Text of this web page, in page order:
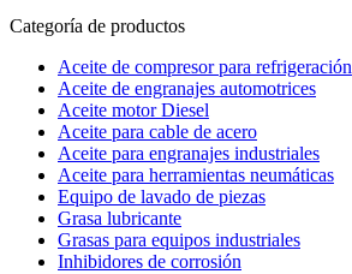
Categoría de productos
Aceite de compresor para refrigeración
Aceite de engranajes automotrices
Aceite motor Diesel
Aceite para cable de acero
Aceite para engranajes industriales
Aceite para herramientas neumáticas
Equipo de lavado de piezas
Grasa lubricante
Grasas para equipos industriales
Inhibidores de corrosión